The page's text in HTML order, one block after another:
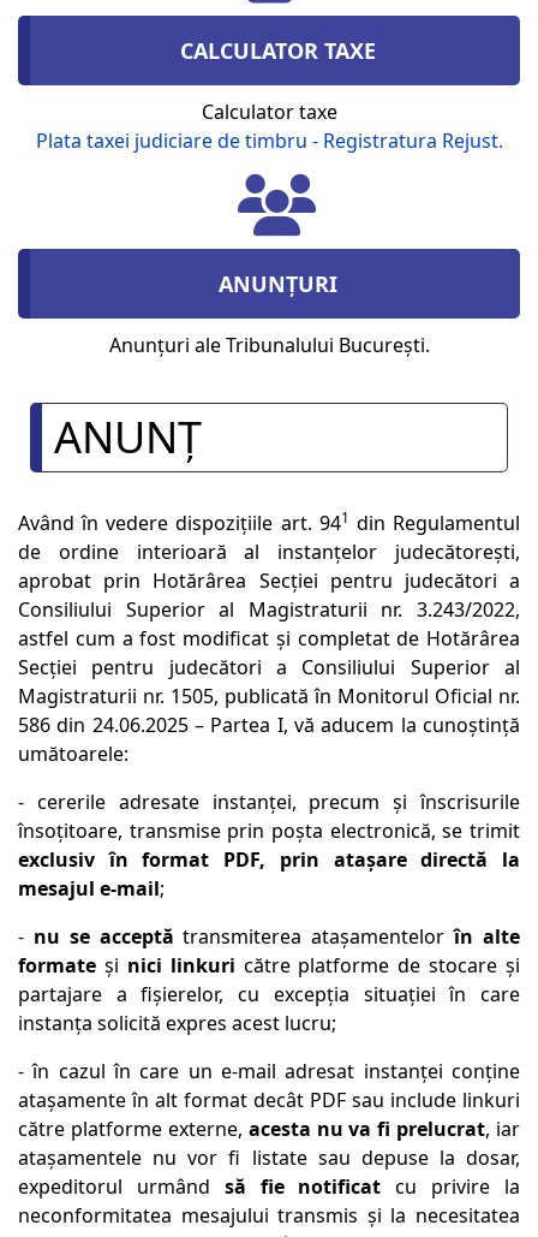
CALCULATOR TAXE
Calculator taxe
Plata taxei judiciare de timbru - Registratura Rejust.
ANUNȚURI
Anunțuri ale Tribunalului București.
ANUNȚ
Având în vedere dispoziţiile art. 941 din Regulamentul
de ordine interioară al instanțelor judecătorești,
aprobat prin Hotărârea Secției pentru judecători a
Consiliului Superior al Magistraturii nr. 3.243/2022,
astfel cum a fost modificat şi completat de Hotărârea
Secției pentru judecători a Consiliului Superior al
Magistraturii nr. 1505, publicată în Monitorul Oficial nr.
586 din 24.06.2025 – Partea I, vă aducem la cunoştinţă
umătoarele:
- cererile adresate instanţei, precum şi înscrisurile
însoţitoare, transmise prin poşta electronică, se trimit
exclusiv în format PDF, prin ataşare directă la
mesajul e-mail;
- nu se acceptă transmiterea ataşamentelorîn alte
formate şi nici linkuri către platforme de stocare şi
partajare a fişierelor, cu excepţia situaţiei în care
instanţa solicită expres acest lucru;
- în cazul în care un e-mail adresat instanţei conţine
ataşamente în alt format decât PDF sau include linkuri
către platforme externe, acesta nu va fi prelucrat, iar
ataşamentele nu vor fi listate sau depuse la dosar,
expeditorul urmând să fie notificat cu privire la
neconformitatea mesajului transmis şi la necesitatea